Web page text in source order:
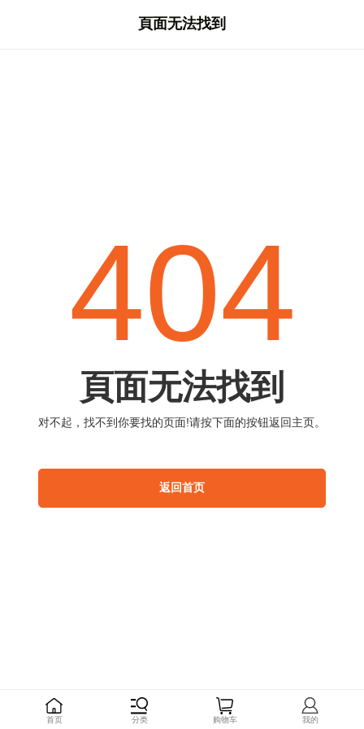
頁面无法找到
首页 分类 购物车 我的
404
頁面无法找到
对不起 ， 找不到你要找的页面!请按下面的按钮返回主页。
返回首页